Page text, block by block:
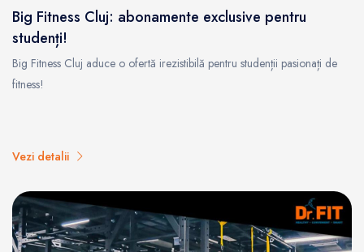
Big Fitness Cluj: abonamente exclusive pentru
studenți!
Big Fitness Cluj aduce o ofertă irezistibilă pentru studenții pasionați de
fitness!
Vezi detalii